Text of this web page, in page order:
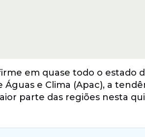
em quase todo o estado
e Clima (Apac), a
parte das regiões nesta